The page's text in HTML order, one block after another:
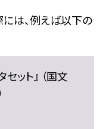
は、例えば以下の
ット』 （国文